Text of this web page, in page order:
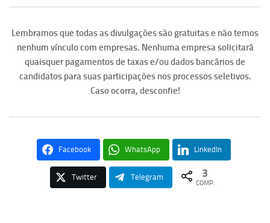
Lembramos que todas as divulgações são gratuitas e não temos
nenhum vínculo com empresas. Nenhuma empresa solicitará
quaisquer pagamentos de taxas e/ou dados bancários de
candidatos para suas participações nos processos seletivos.
Caso ocorra, desconfie!
Facebook WhatsApp LinkedIn
Twitter Telegram 3
COMP.